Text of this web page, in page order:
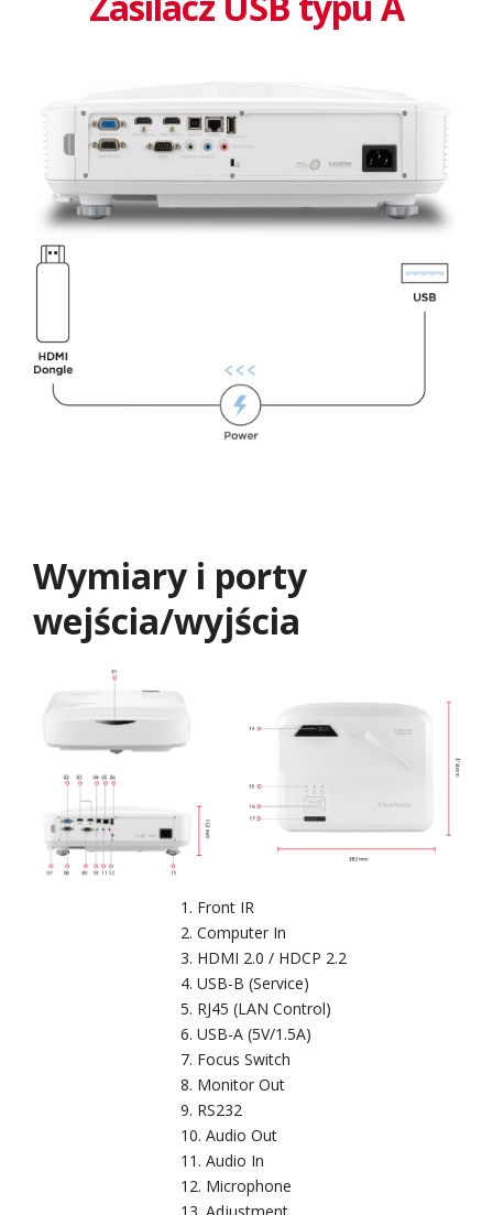
Wymiary i porty
wejścia/wyjścia
Front IR
Computer In
HDMI 2.0 / HDCP 2.2
USB-B (Service)
RJ45 (LAN Control)
USB-A (5V/1.5A)
Focus Switch
Monitor Out
RS232
Audio Out
Audio In
Microphone